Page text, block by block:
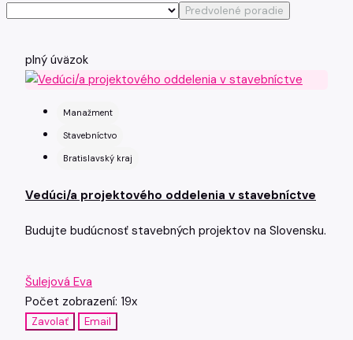
Predvolené poradie
plný úväzok
Manažment
Stavebníctvo
Bratislavský kraj
Vedúci/a projektového oddelenia v stavebníctve
Budujte budúcnosť stavebných projektov na Slovensku.
Šulejová Eva
Počet zobrazení: 19x
Zavolať Email